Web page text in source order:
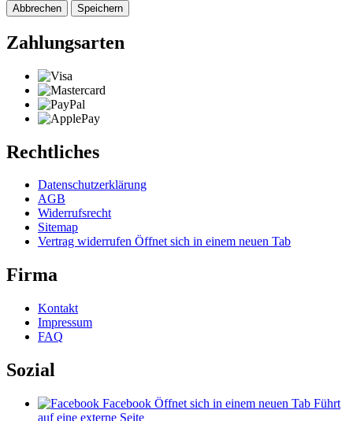
Abbrechen Speichern
Zahlungsarten
Rechtliches
Datenschutzerklärung
AGB
Widerrufsrecht
Sitemap
Vertrag widerrufen Öffnet sich in einem neuen Tab
Firma
Kontakt
Impressum
FAQ
Sozial
Facebook Öffnet sich in einem neuen Tab Führt
auf eine externe Seite